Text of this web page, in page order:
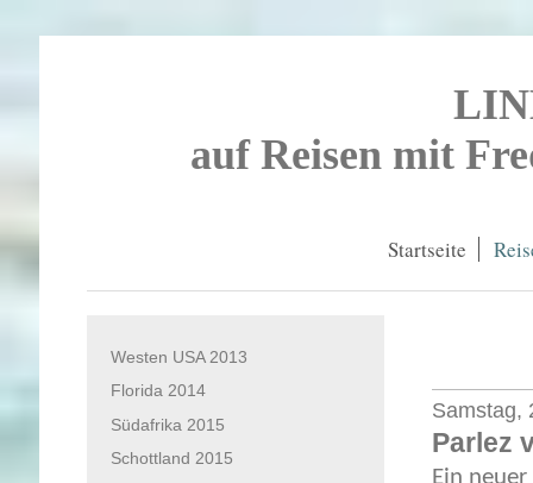
auf Reisen mit
Startseite
Samstag,
Parlez
Ein
Westen USA 2013
Florida 2014
Südafrika 2015
Schottland 2015